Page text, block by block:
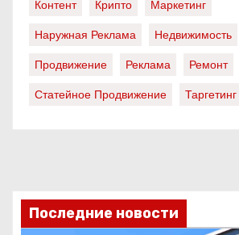
Контент
Крипто
Маркетинг
Наружная Реклама
Недвижимость
Продвижение
Реклама Ремонт
Статейное Продвижение
Таргетинг
Последние новости